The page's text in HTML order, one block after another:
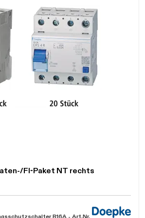
FI-Paket NT rechts
B16A - Art.Nr.